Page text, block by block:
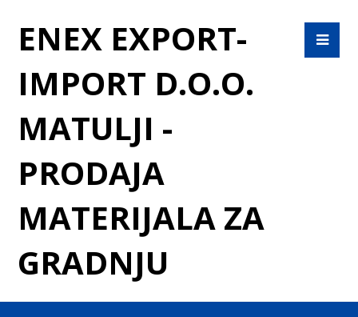
ENEX EXPORT-
IMPORT D.O.O.
MATULJI -
PRODAJA
MATERIJALA ZA
GRADNJU